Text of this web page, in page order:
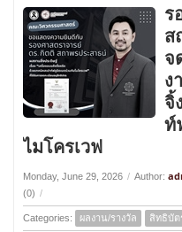
ร
ส
จ
ง
จิ้
ท์
ไมโครเวฟ
Monday, June 29, 2026 / Author:
(0) /
Categories: ผลงาน/รางวัล สิทธิบั